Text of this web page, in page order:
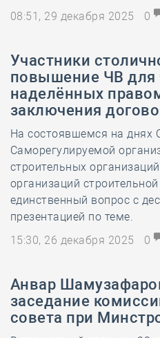
08:51, 29 декабря 2025
0
Участники
повышение ЧВ для
наделённых
заключения
На состоявшемся на днях
Саморегулируемой
строительных
организаций
единственный вопрос с
презентацией по теме.
15:30, 26 декабря 2025
0
Анвар
заседание
совета при